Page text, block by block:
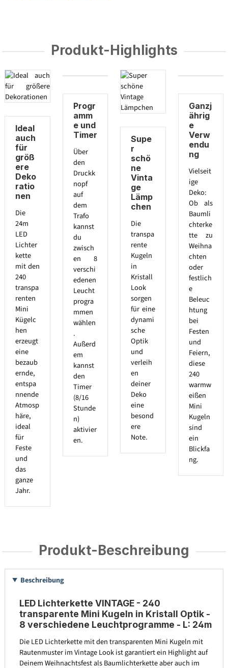
Produkt-Highlights
Ideal
auch
für
größ
ere
Deko
ratio
nen
Die
24m
LED
Lichter
kette
mit den
240
transpa
renten
Mini
Kügelc
hen
erzeugt
eine
bezaub
ernde,
entspa
nnende
Atmosp
häre,
ideal
für
Feste
und
das
ganze
Jahr.
Progr
amm
e und
Timer
Über
den
Druckk
nopf
auf
dem
Trafo
kannst
du
zwisch
en 8
verschi
edenen
Leucht
progra
mmen
wählen
.
Außerd
em
kannst
den
Timer
(8/16
Stunde
n)
aktivier
en.
Supe
r
schö
ne
Vinta
ge
Lämp
chen
Die
transpa
rente
Kugeln
in
Kristall
Look
sorgen
für eine
dynami
sche
Optik
und
verleih
en
deiner
Deko
eine
besond
ere
Note.
Ganzj
ährig
e
Verw
endu
ng
Vielseit
ige
Deko:
Ob als
Baumli
chterke
tte zu
Weihna
chten
oder
festlich
e
Beleuc
htung
bei
Festen
und
Feiern,
diese
240
warmw
eißen
Mini
Kugeln
sind
ein
Blickfa
ng.
Produkt-Beschreibung
Beschreibung
LED Lichterkette VINTAGE - 240
transparente Mini Kugeln in Kristall Optik -
8 verschiedene Leuchtprogramme - L: 24m
Die LED Lichterkette mit den transparenten Mini Kugeln mit
Rautenmuster im Vintage Look ist garantiert ein Highlight auf
Deinem Weihnachtsfest als Baumlichterkette aber auch im